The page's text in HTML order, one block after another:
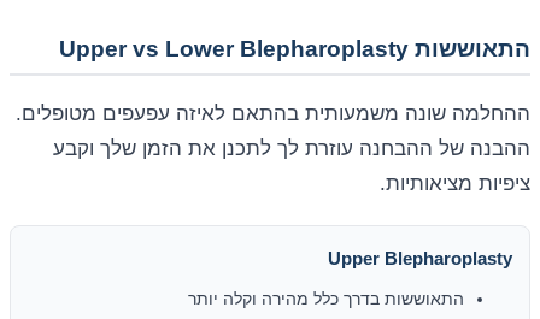
התאוששות Upper vs Lower Blepharoplasty
ההחלמה שונה משמעותית בהתאם לאיזה עפעפים מטופלים.
ההבנה של ההבחנה עוזרת לך לתכנן את הזמן שלך וקבע
ציפיות מציאותיות.
Upper Blepharoplasty
התאוששות בדרך כלל מהירה וקלה יותר